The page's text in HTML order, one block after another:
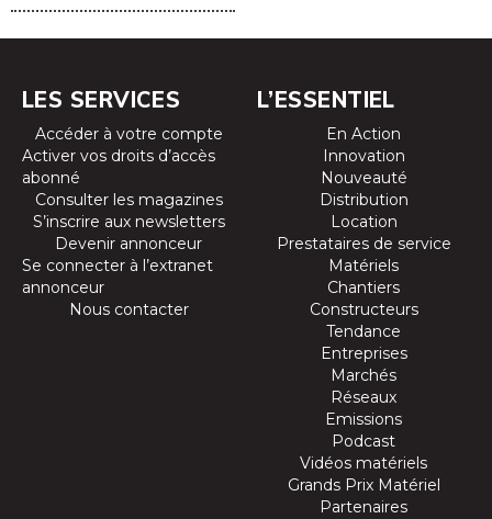
LES SERVICES
Accéder à votre compte
Activer vos droits d’accès
abonné
Consulter les magazines
S’inscrire aux newsletters
Devenir annonceur
Se connecter à l’extranet
annonceur
Nous contacter
L’ESSENTIEL
En Action
Innovation
Nouveauté
Distribution
Location
Prestataires de service
Matériels
Chantiers
Constructeurs
Tendance
Entreprises
Marchés
Réseaux
Emissions
Podcast
Vidéos matériels
Grands Prix Matériel
Partenaires